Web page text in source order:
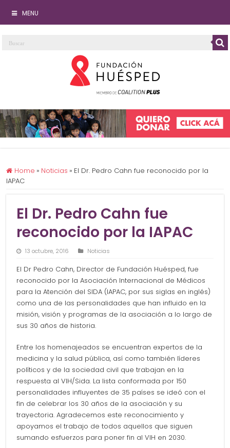
MENU
Home » Noticias » El Dr. Pedro Cahn fue reconocido por la
IAPAC
El Dr. Pedro Cahn fue
reconocido por la IAPAC
13 octubre, 2016 Noticias
El Dr Pedro Cahn, Director de Fundación Huésped, fue
reconocido por la Asociación Internacional de Médicos
para la Atención del SIDA (IAPAC, por sus siglas en inglés)
como una de las personalidades que han influido en la
misión, visión y programas de la asociación a lo largo de
sus 30 años de historia.
Entre los homenajeados se encuentran expertos de la
medicina y la salud pública, así como también líderes
políticos y de la sociedad civil que trabajan en la
respuesta al VIH/Sida. La lista conformada por 150
personalidades influyentes de 35 países se ideó con el
fin de celebrar los 30 años de la asociación y su
trayectoria. Agradecemos este reconocimiento y
apoyamos el trabajo de todos aquellos que siguen
sumando esfuerzos para poner fin al VIH en 2030.